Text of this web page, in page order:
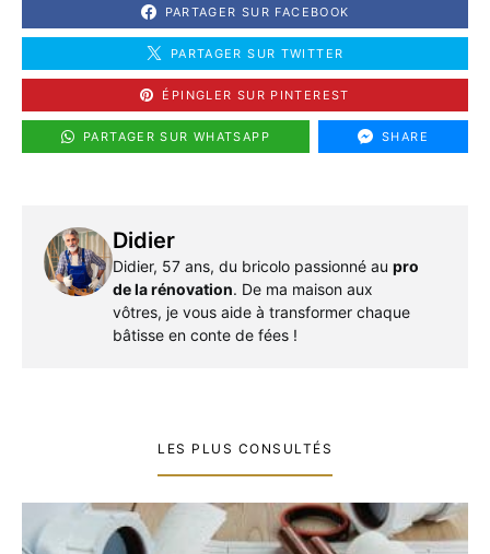
PARTAGER SUR FACEBOOK
PARTAGER SUR TWITTER
ÉPINGLER SUR PINTEREST
PARTAGER SUR WHATSAPP SHARE
Didier
Didier, 57 ans, du bricolo passionné au pro
de la rénovation. De ma maison aux
vôtres, je vous aide à transformer chaque
bâtisse en conte de fées !
LES PLUS CONSULTÉS